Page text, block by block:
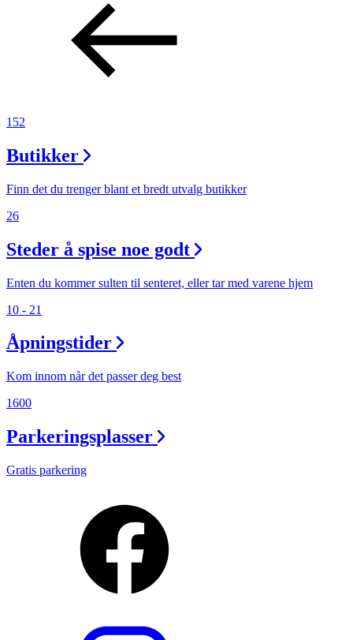
Åpningstider
Ledige stillinger
Magasin
152
Butikker
Finn det du trenger blant et bredt utvalg butikker
26
Steder å spise noe godt
Enten du kommer sulten til senteret, eller tar med varene hjem
10 - 21
Åpningstider
Kom innom når det passer deg best
1600
Parkeringsplasser
Gratis parkering